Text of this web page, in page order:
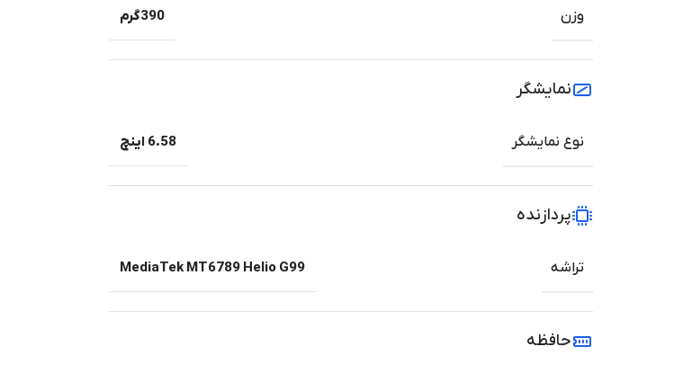
وزن 390گرم
نمایشگر
نوع نمایشگر 6.58 اینچ
پردازنده
تراشه MediaTek MT6789 Helio G99
حافظه